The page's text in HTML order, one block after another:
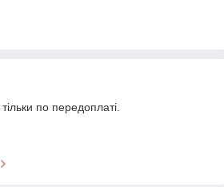
по передоплаті.